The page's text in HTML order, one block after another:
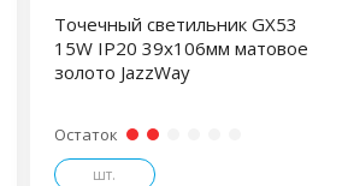
Точечный светильник GX53
15W IP20 39х106мм матовое
золото JazzWay
Остаток
шт.